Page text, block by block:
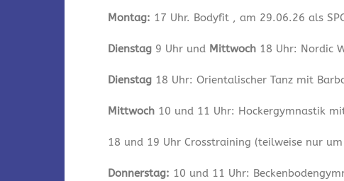
Montag: 17 Uhr. Bodyfit , am 29.06.26 als
Dienstag 9 Uhr und Mittwoch 18 Uhr: Nordic
Dienstag 18 Uhr: Orientalischer Tanz mit
Mittwoch 10 und 11 Uhr: Hockergymnastik
18 und 19 Uhr Crosstraining (teilweise nur
Donnerstag: 10 und 11 Uhr: